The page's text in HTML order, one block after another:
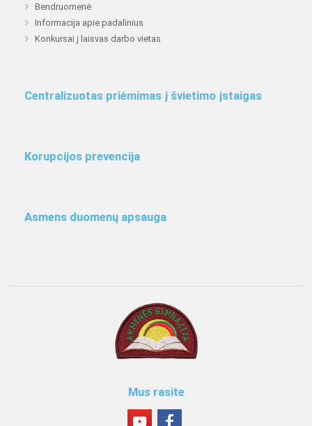
Bendruomenė
Informacija apie padalinius
Konkursai į laisvas darbo vietas
Centralizuotas priėmimas į švietimo įstaigas
Korupcijos prevencija
Asmens duomenų apsauga
Mus rasite